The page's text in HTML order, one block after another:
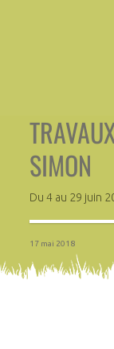
SIMON
Du 4 au 29 juin
17 mai 2018